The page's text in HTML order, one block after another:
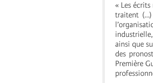
« Les
traitent
ainsi que
des
Première